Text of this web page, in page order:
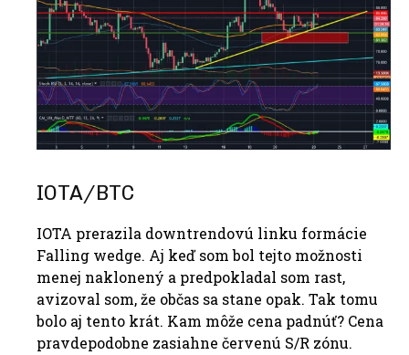
IOTA/BTC
IOTA prerazila downtrendovú linku formácie
Falling wedge. Aj keď som bol tejto možnosti
menej naklonený a predpokladal som rast,
avizoval som, že občas sa stane opak. Tak tomu
bolo aj tento krát. Kam môže cena padnúť? Cena
pravdepodobne zasiahne červenú S/R zónu.